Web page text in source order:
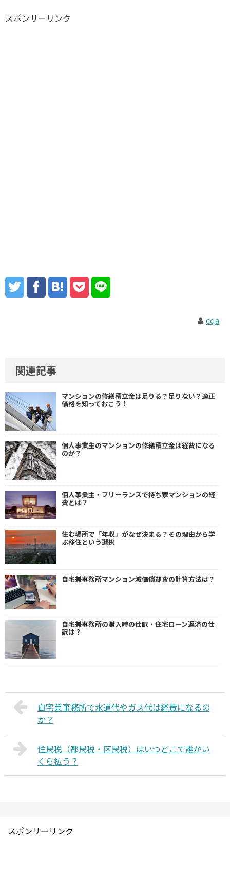
スポンサーリンク
cqa
関連記事
マンションの修繕積立金は足りる？足りない？適正
価格を知っておこう！
個人事業主のマンションの修繕積立金は経費になる
のか？
個人事業主・フリーランスで持ち家マンションの経
費とは？
住む場所で「年収」がなぜ決まる？その理由から学
ぶ移住という選択
自宅兼事務所マンション減価償却費の計算方法は？
自宅兼事務所の購入時の仕訳・住宅ローン返済の仕
訳は？
自宅兼事務所で水道代やガス代は経費になるの
か？
住民税（都民税・区民税）はいつどこで誰がい
くら払う？
スポンサーリンク